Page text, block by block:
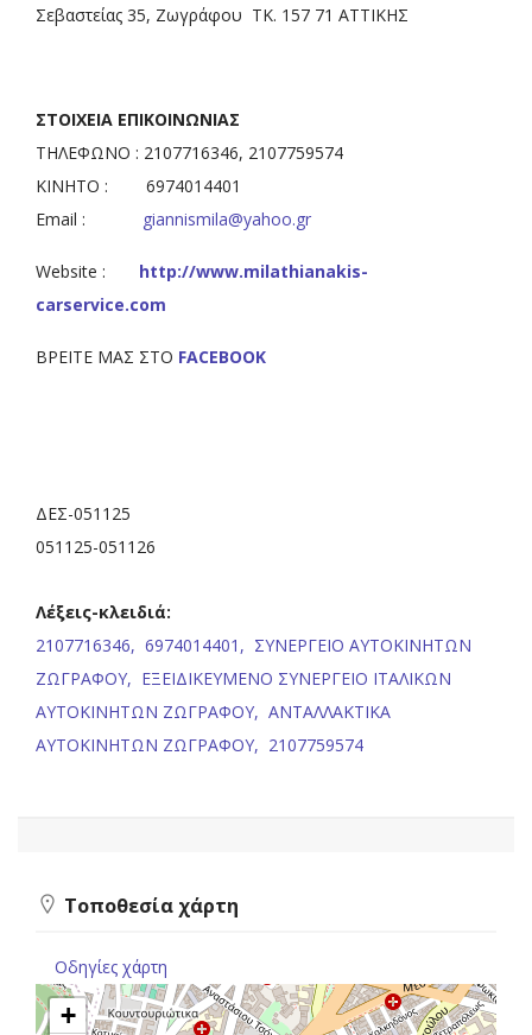
Σεβαστείας 35, Ζωγράφου ΤΚ. 157 71 ΑΤΤΙΚΗΣ
ΣΤΟΙΧΕΙΑ ΕΠΙΚΟΙΝΩΝΙΑΣ
ΤΗΛΕΦΩΝΟ : 2107716346, 2107759574
ΚΙΝΗΤΟ : 6974014401
Email : giannismila@yahoo.gr
Website : http://www.milathianakis-
carservice.com
ΒΡΕΙΤΕ ΜΑΣ ΣΤΟ FACEBOOK
ΔΕΣ-051125
051125-051126
Λέξεις-κλειδιά:
2107716346, 6974014401, ΣΥΝΕΡΓΕΙΟ ΑΥΤΟΚΙΝΗΤΩΝ
ΖΩΓΡΑΦΟΥ, ΕΞΕΙΔΙΚΕΥΜΕΝΟ ΣΥΝΕΡΓΕΙΟ ΙΤΑΛΙΚΩΝ
ΑΥΤΟΚΙΝΗΤΩΝ ΖΩΓΡΑΦΟΥ, ΑΝΤΑΛΛΑΚΤΙΚΑ
ΑΥΤΟΚΙΝΗΤΩΝ ΖΩΓΡΑΦΟΥ, 2107759574
Τοποθεσία χάρτη
Οδηγίες χάρτη
+